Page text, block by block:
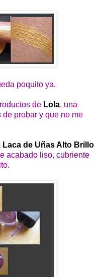
poquito ya.
de Lola, una
probar y que no me
Laca de Uñas Alto Brillo
acabado liso, cubriente